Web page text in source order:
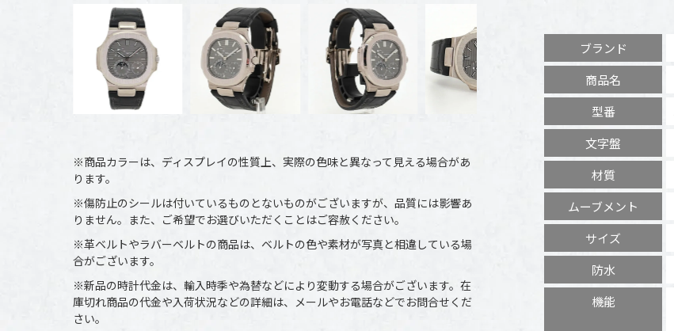
※商品カラーは、ディスプレイの性質上、実際の色味と異なって見える場合があ
ります。
※傷防止のシールは付いているものとないものがございますが、品質には影響あ
りません。また、ご希望でお選びいただくことはご容赦ください。
※革ベルトやラバーベルトの商品は、ベルトの色や素材が写真と相違している場
合がございます。
※新品の時計代金は、輸入時季や為替などにより変動する場合がございます。在
庫切れ商品の代金や入荷状況などの詳細は、メールやお電話などでお問合せくだ
さい。
ブランド
商品名
型番
文字盤
材質
ムーブメント
サイズ
防水
機能